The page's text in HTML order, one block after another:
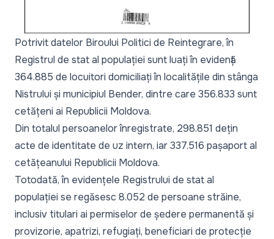
Potrivit datelor Biroului Politici de Reintegrare, în
Registrul de stat al populației sunt luați în evidență
364.885 de locuitori domiciliați în localitățile din stânga
Nistrului și municipiul Bender, dintre care 356.833 sunt
cetățeni ai Republicii Moldova.
Din totalul persoanelor înregistrate, 298.851 dețin
acte de identitate de uz intern, iar 337.516 pașaport al
cetățeanului Republicii Moldova.
Totodată, în evidențele Registrului de stat al
populației se regăsesc 8.052 de persoane străine,
inclusiv titulari ai permiselor de ședere permanentă și
provizorie, apatrizi, refugiați, beneficiari de protecție